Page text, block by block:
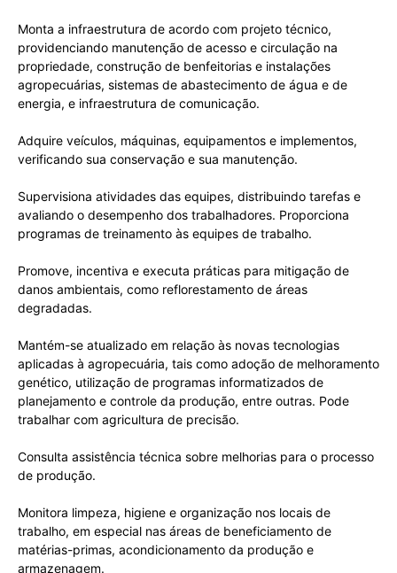
Monta a infraestrutura de acordo com projeto técnico,
providenciando manutenção de acesso e circulação na
propriedade, construção de benfeitorias e instalações
agropecuárias, sistemas de abastecimento de água e de
energia, e infraestrutura de comunicação.
Adquire veículos, máquinas, equipamentos e implementos,
verificando sua conservação e sua manutenção.
Supervisiona atividades das equipes, distribuindo tarefas e
avaliando o desempenho dos trabalhadores. Proporciona
programas de treinamento às equipes de trabalho.
Promove, incentiva e executa práticas para mitigação de
danos ambientais, como reflorestamento de áreas
degradadas.
Mantém-se atualizado em relação às novas tecnologias
aplicadas à agropecuária, tais como adoção de melhoramento
genético, utilização de programas informatizados de
planejamento e controle da produção, entre outras. Pode
trabalhar com agricultura de precisão.
Consulta assistência técnica sobre melhorias para o processo
de produção.
Monitora limpeza, higiene e organização nos locais de
trabalho, em especial nas áreas de beneficiamento de
matérias-primas, acondicionamento da produção e
armazenagem.